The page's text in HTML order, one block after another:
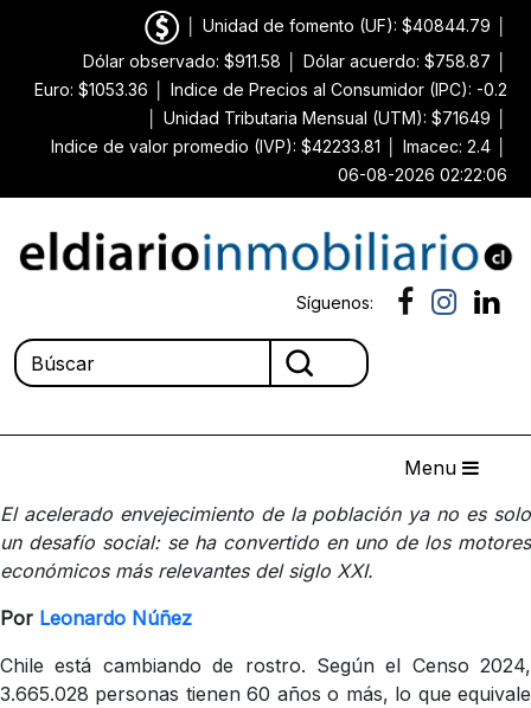
Unidad de fomento (UF): $40844.79
Dólar observado: $911.58
Dólar acuerdo: $758.87
Euro: $1053.36
Indice de Precios al Consumidor (IPC): -0.2
Unidad Tributaria Mensual (UTM): $71649
Indice de valor promedio (IVP): $42233.81
Imacec: 2.4
06-08-2026 02:22:06
Síguenos:
Menu
El acelerado envejecimiento de la población ya no es solo
un desafío social: se ha convertido en uno de los motores
económicos más relevantes del siglo XXI.
Por Leonardo Núñez
Chile está cambiando de rostro. Según el Censo 2024,
3.665.028 personas tienen 60 años o más, lo que equivale